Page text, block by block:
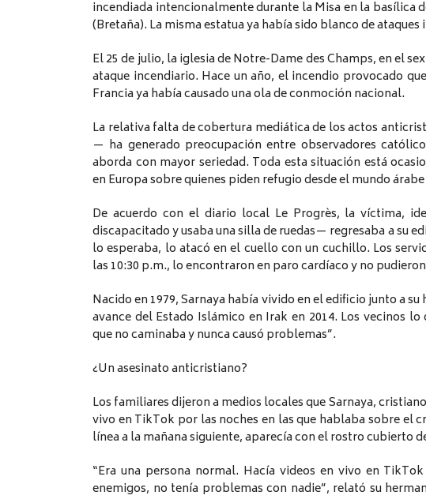
incendiada intencionalmente durante la Misa en la basílica
(Bretaña). La misma estatua ya había sido blanco de ataques
El 25 de julio, la iglesia de Notre-Dame des Champs, en el
ataque incendiario. Hace un año, el incendio provocado
Francia ya había causado una ola de conmoción nacional.
La relativa falta de cobertura mediática de los actos
— ha generado preocupación entre observadores
aborda con mayor seriedad. Toda esta situación está
en Europa sobre quienes piden refugio desde el mundo
De acuerdo con el diario local Le Progrès, la víctima,
discapacitado y usaba una silla de ruedas— regresaba a su
lo esperaba, lo atacó en el cuello con un cuchillo. Los
las 10:30 p.m., lo encontraron en paro cardíaco y no
Nacido en 1979, Sarnaya había vivido en el edificio junto a
avance del Estado Islámico en Irak en 2014. Los vecinos
que no caminaba y nunca causó problemas”.
¿Un asesinato anticristiano?
Los familiares dijeron a medios locales que Sarnaya,
vivo en TikTok por las noches en las que hablaba sobre el
línea a la mañana siguiente, aparecía con el rostro cubierto
“Era una persona normal. Hacía videos en vivo en
enemigos, no tenía problemas con nadie”, relató su